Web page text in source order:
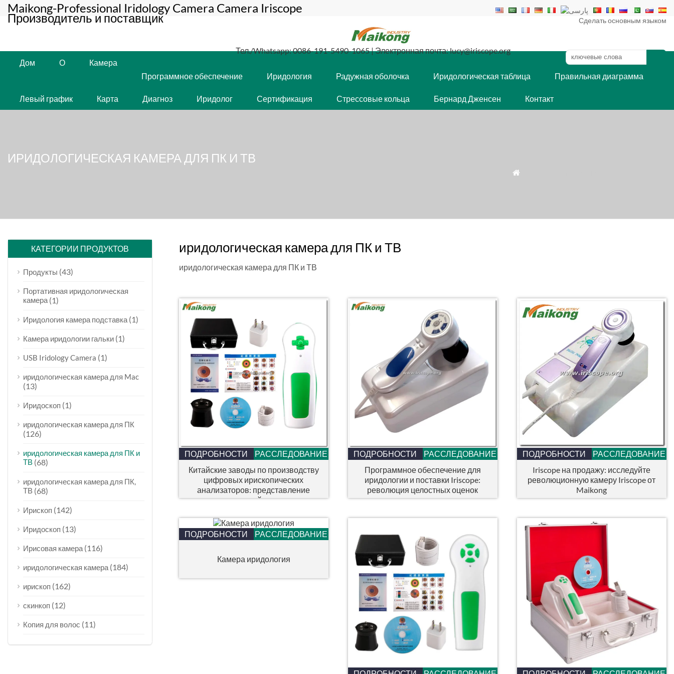
Maikong-Professional Iridology Camera Camera Iriscope
Производитель и поставщик Сделать основным языком
Тел./Whatsapp: 0086-191-5490-1065 | Электронная почта: lucy@iriscope.org
Дом
О
Камера
Программное обеспечение
Иридология Радужная оболочка Иридологическая таблица Правильная диаграмма
Левый график Карта Диагноз Иридолог Сертификация Стрессовые кольца Бернард Дженсен Контакт
ИРИДОЛОГИЧЕСКАЯ КАМЕРА ДЛЯ ПК И ТВ

иридологическая камера для ПК и ТВ
иридологическая камера для ПК и ТВ
ПОДРОБНОСТИ
РАССЛЕДОВАНИЕ
Китайские заводы по производству
цифровых ирископических
анализаторов: представление
революционной технологии
ПОДРОБНОСТИ
РАССЛЕДОВАНИЕ
Программное обеспечение для
иридологии и поставки Iriscope:
революция целостных оценок
здоровья
ПОДРОБНОСТИ
РАССЛЕДОВАНИЕ
Iriscope на продажу: исследуйте
революционную камеру Iriscope от
Maikong
ПОДРОБНОСТИ РАССЛЕДОВАНИЕ
Камера иридология
КАТЕГОРИИ ПРОДУКТОВ
Продукты (43)
Портативная иридологическая
камера(1)
Иридология камера подставка (1)
Камера иридологии гальки (1)
USB Iridology Camera (1)
иридологическая камера для Mac
(13)
Иридоскоп (1)
иридологическая камера для ПК
(126)
иридологическая камера для ПК и
ТВ (68)
иридологическая камера для ПК,
ТВ (68)
Ирископ (142)
Иридоскоп (13)
Ирисовая камера (116)
иридологическая камера (184)
ирископ (162)
скинкоп (12)
Копия для волос (11)